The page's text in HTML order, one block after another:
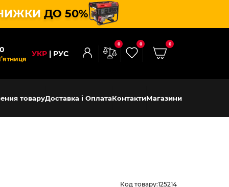
ДО 50%
УКР РУС
0 0 0
товаруДоставка і ОплатаКонтактиМагазини
Код товару:125214